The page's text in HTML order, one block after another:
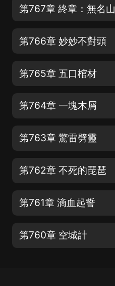
第767章 終章：無名山
第766章 妙妙不對頭
第765章 五口棺材
第764章 一塊木屑
第763章 驚雷劈靈
第762章 不死的琵琶
第761章 滴血起誓
第760章 空城計